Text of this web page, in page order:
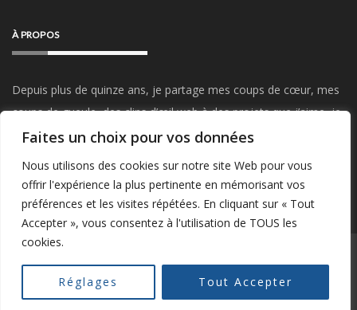
Faites un choix pour vos données
Nous utilisons des cookies sur notre site Web pour vous
offrir l'expérience la plus pertinente en mémorisant vos
préférences et les visites répétées. En cliquant sur « Tout
Accepter », vous consentez à l'utilisation de TOUS les
cookies.
Réglages Tout Accepter
À PROPOS
Depuis plus de quinze ans, je partage mes coups de cœur, mes
coups de gueule, des clins d’œil web à des projets que j’aime, je
parle de mon travail, du Startup Weekend, de mes visites et
POWERED BY WORDPRESS|THEME:GREATMAGBY ATHEMES.
MENTIONS LÉGALES
ME CONTACTER